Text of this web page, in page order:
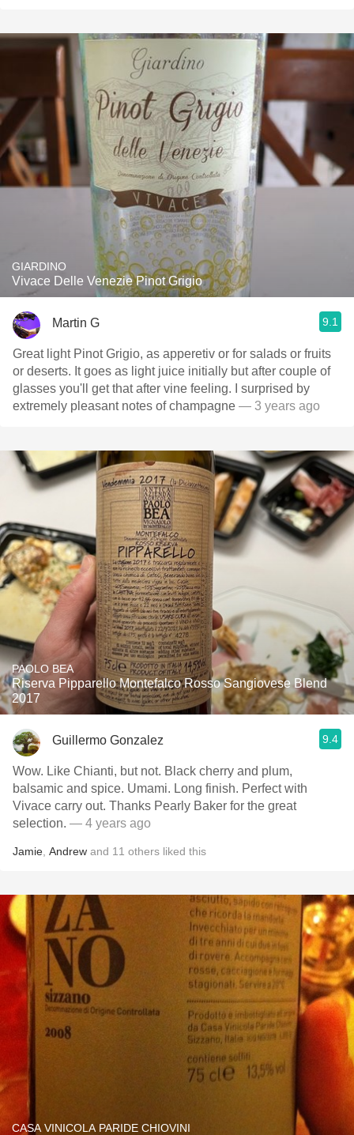
GIARDINO
Vivace Delle Venezie Pinot Grigio
Martin G 9.1
Great light Pinot Grigio, as apperetiv or for salads or fruits
or deserts. It goes as light juice initially but after couple of
glasses you'll get that after vine feeling. I surprised by
extremely pleasant notes of champagne — 3 years ago
PAOLO BEA
Riserva Pipparello Montefalco Rosso Sangiovese Blend
2017
Guillermo Gonzalez 9.4
Wow. Like Chianti, but not. Black cherry and plum,
balsamic and spice. Umami. Long finish. Perfect with
Vivace carry out. Thanks Pearly Baker for the great
selection. — 4 years ago
Jamie Andrew and 11 others liked this
CASA VINICOLA PARIDE CHIOVINI